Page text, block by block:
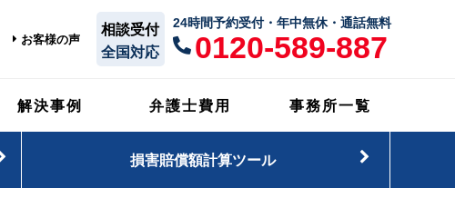
お客様の声
相談受付
全国対応
24時間予約受付・年中無休・通話無料
0120-589-887
解決事例 弁護士費用 事務所一覧
損害賠償額計算ツール